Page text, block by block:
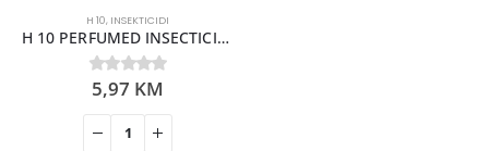
H 10, INSEKTICIDI
H 10 PERFUMED INSECTICIDE 500ML
0out of 5
5,97 KM